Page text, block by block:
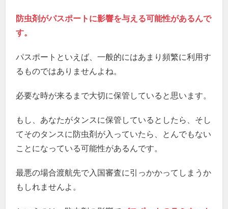
防虫剤がパスポートに影響を与える可能性があるんで
す。
パスポートといえば、一般的にはあまり頻繁に利用す
るものではありませんよね。
必要な時が来るまで大切に保管していると思います。
もし、あなたがタンスに保管しているとしたら、そし
てそのタンスに防虫剤が入っていたら、とんでもない
ことになっている可能性があるんです。
最悪の場合渡航先で入国審査に引っかかってしまうか
もしれませんよ。